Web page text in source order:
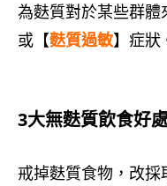
為麩質對於某些群體
或【麩質過敏】症狀
3大無麩質飲食好
戒掉麩質食物，改